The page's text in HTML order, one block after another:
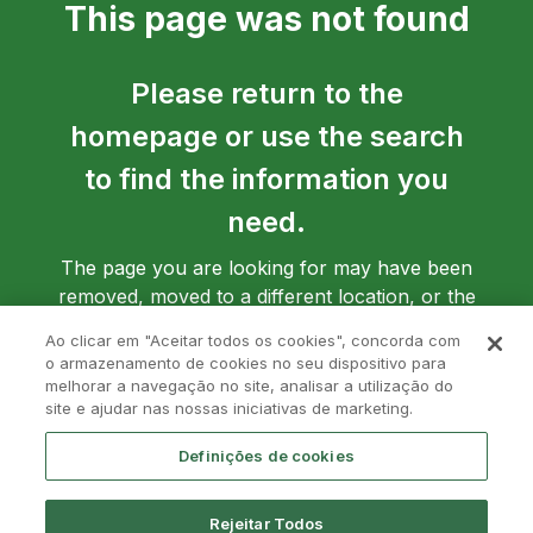
This page was not found
Please return to the
homepage or use the search
to find the information you
need.
The page you are looking for may have been
removed, moved to a different location, or the
Ao clicar em "Aceitar todos os cookies", concorda com
o armazenamento de cookies no seu dispositivo para
melhorar a navegação no site, analisar a utilização do
site e ajudar nas nossas iniciativas de marketing.
Definições de cookies
Rejeitar Todos